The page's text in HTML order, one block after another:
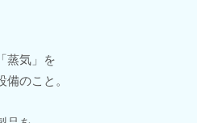
蒸気」を
のこと。